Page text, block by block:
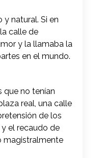
natural. Si en
calle de
y la llamaba la
en el mundo.
que no tenían
real, una calle
de los
el recaudo de
magistralmente